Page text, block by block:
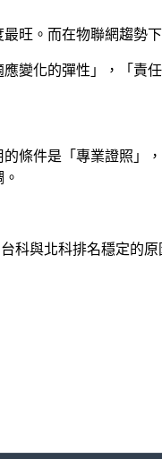
旺。而在物聯網趨勢
變化的彈性」，「責
條件是「專業證照」
科與北科排名穩定的